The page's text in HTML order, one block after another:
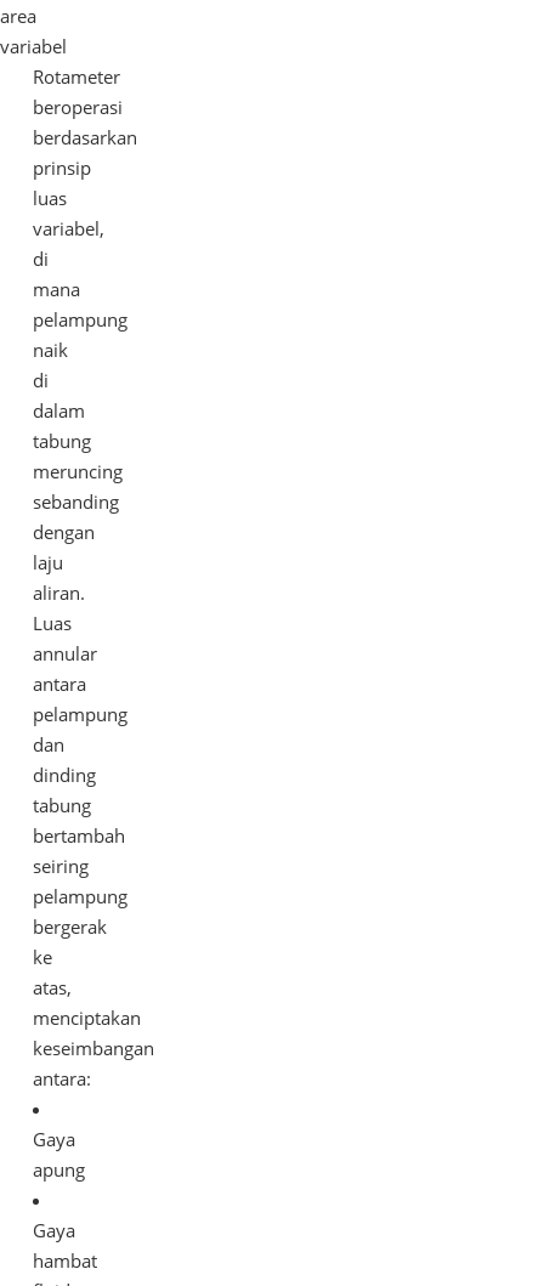
area
variabel
Rotameter
beroperasi
berdasarkan
prinsip
luas
variabel,
di
mana
pelampung
naik
di
dalam
tabung
meruncing
sebanding
dengan
laju
aliran.
Luas
annular
antara
pelampung
dan
dinding
tabung
bertambah
seiring
pelampung
bergerak
ke
atas,
menciptakan
keseimbangan
antara:
Gaya
apung
Gaya
hambat